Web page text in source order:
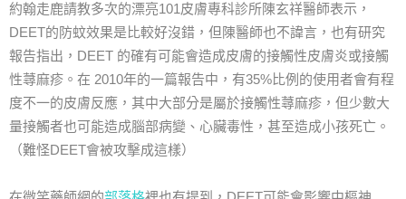
約翰走鹿請教多次的漂亮101皮膚專科診所陳玄祥醫師表示，
DEET的防蚊效果是比較好沒錯，但陳醫師也不諱言，也有研究
報告指出，DEET 的確有可能會造成皮膚的接觸性皮膚炎或接觸
性蕁麻疹。在 2010年的一篇報告中，有35%比例的使用者會有程
度不一的皮膚反應，其中大部分是屬於接觸性蕁麻疹，但少數大
量接觸者也可能造成腦部病變、心臟毒性，甚至造成小孩死亡。
（難怪DEET會被攻擊成這樣）